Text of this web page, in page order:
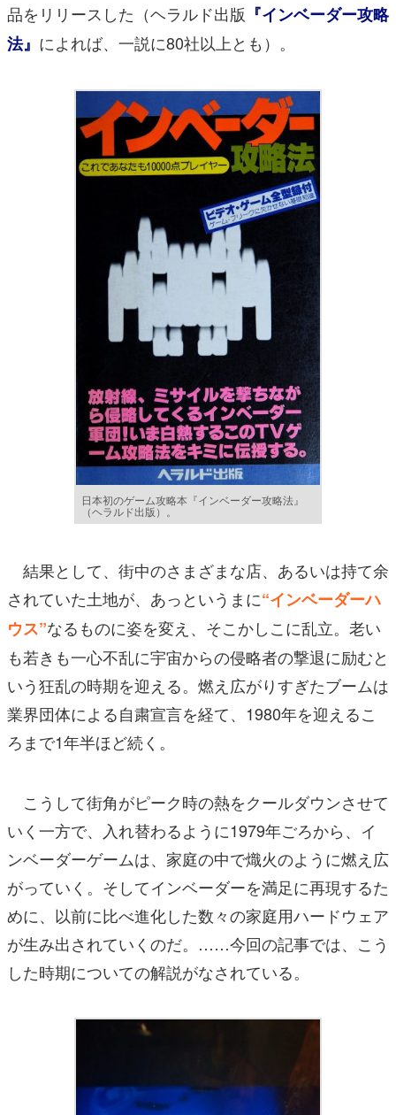
品をリリースした（ヘラルド出版 『インベーダー攻略
法』 によれば、一説に80社以上とも）。
日本初のゲーム攻略本『インベーダー攻略法』
（ヘラルド出版）。
結果として、街中のさまざまな店、あるいは持て余
されていた土地が、あっというまに“インベーダーハ
ウス”なるものに姿を変え、そこかしこに乱立。老い
も若きも一心不乱に宇宙からの侵略者の撃退に励むと
いう狂乱の時期を迎える。燃え広がりすぎたブームは
業界団体による自粛宣言を経て、1980年を迎えるこ
ろまで1年半ほど続く。
こうして街角がピーク時の熱をクールダウンさせて
いく一方で、入れ替わるように1979年ごろから、イ
ンベーダーゲームは、家庭の中で熾火のように燃え広
がっていく。そしてインベーダーを満足に再現するた
めに、以前に比べ進化した数々の家庭用ハードウェア
が生み出されていくのだ。……今回の記事では、こう
した時期についての解説がなされている。